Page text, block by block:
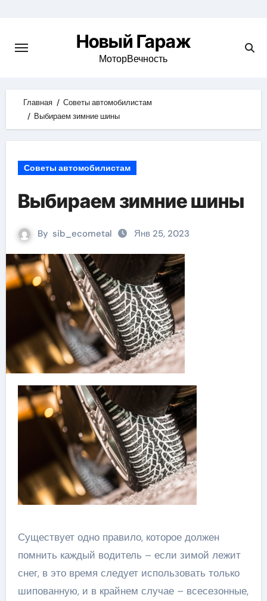
content
Новый Гараж
МоторВечность
Главная
Советы автомобилистам
Выбираем зимние шины
Советы автомобилистам
Выбираем зимние шины
By sib_ecometal Янв 25, 2023
Существует одно правило, которое должен
помнить каждый водитель – если зимой лежит
снег, в это время следует использовать только
шипованную, и в крайнем случае – всесезонные,